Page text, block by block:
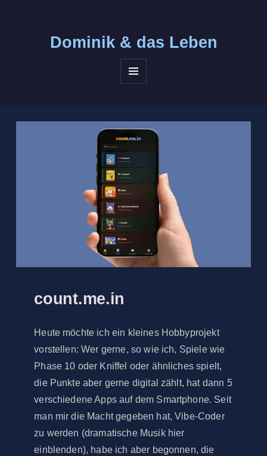
Dominik & das Leben
count.me.in
Heute möchte ich ein kleines Hobbyprojekt
vorstellen: Wer gerne, so wie ich, Spiele wie
Phase 10 oder Kniffel oder ähnliches spielt,
die Punkte aber gerne digital zählt, hat dann 5
verschiedene Apps auf dem Smartphone. Seit
man mir die Macht gegeben hat, Vibe-Coder
zu werden (dramatische Musik hier
einblenden), habe ich aber begonnen, die